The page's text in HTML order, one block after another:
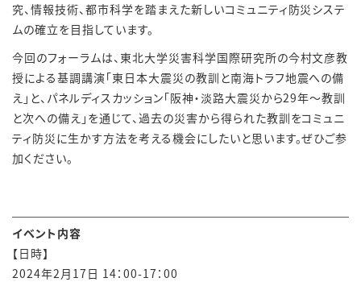
究、情報技術、都市科学を踏まえた新しいコミュニティ防災システ
ムの確立を目指しています。
今回のフォーラムは、東北大学災害科学国際研究所の今村文彦教
授による基調講演「東日本大震災の教訓と南海トラフ地震への備
え」と、パネルディスカッション「阪神・淡路大震災から29年～教訓
と次への備え」を通じて、過去の災害から得られた教訓をコミュニ
ティ防災に生かす方法を考える機会にしたいと思います。ぜひご参
加ください。
イベント内容
【日時】
2024年2月17日 14：00-17：00